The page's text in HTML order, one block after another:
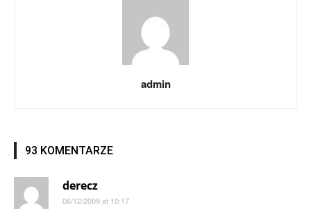
admin
93 KOMENTARZE
derecz
06/12/2009 at 10:17